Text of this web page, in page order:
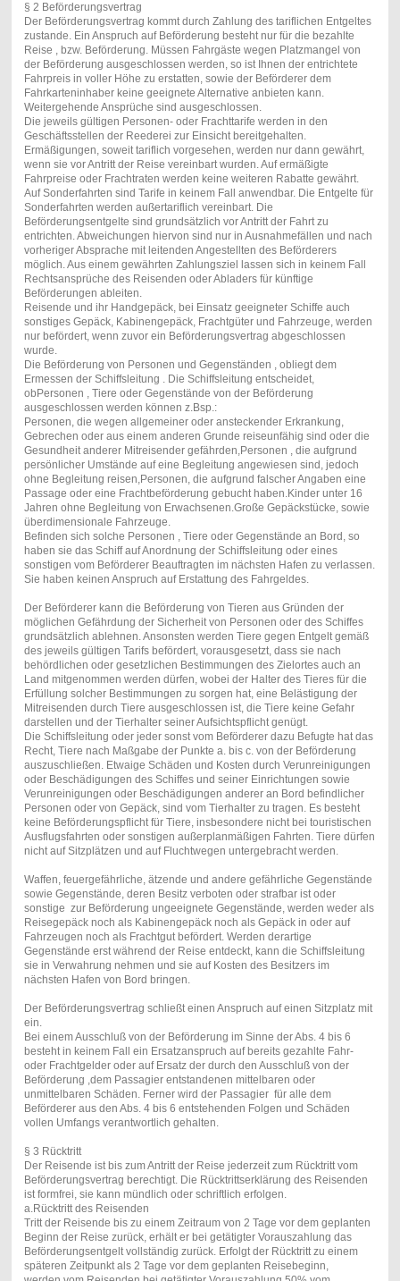
§ 2 Beförderungsvertrag
Der Beförderungsvertrag kommt durch Zahlung des tariflichen Entgeltes
zustande. Ein Anspruch auf Beförderung besteht nur für die bezahlte
Reise , bzw. Beförderung. Müssen Fahrgäste wegen Platzmangel von
der Beförderung ausgeschlossen werden, so ist Ihnen der entrichtete
Fahrpreis in voller Höhe zu erstatten, sowie der Beförderer dem
Fahrkarteninhaber keine geeignete Alternative anbieten kann.
Weitergehende Ansprüche sind ausgeschlossen.
Die jeweils gültigen Personen- oder Frachttarife werden in den
Geschäftsstellen der Reederei zur Einsicht bereitgehalten.
Ermäßigungen, soweit tariflich vorgesehen, werden nur dann gewährt,
wenn sie vor Antritt der Reise vereinbart wurden. Auf ermäßigte
Fahrpreise oder Frachtraten werden keine weiteren Rabatte gewährt.
Auf Sonderfahrten sind Tarife in keinem Fall anwendbar. Die Entgelte für
Sonderfahrten werden außertariflich vereinbart. Die
Beförderungsentgelte sind grundsätzlich vor Antritt der Fahrt zu
entrichten. Abweichungen hiervon sind nur in Ausnahmefällen und nach
vorheriger Absprache mit leitenden Angestellten des Beförderers
möglich. Aus einem gewährten Zahlungsziel lassen sich in keinem Fall
Rechtsansprüche des Reisenden oder Abladers für künftige
Beförderungen ableiten.
Reisende und ihr Handgepäck, bei Einsatz geeigneter Schiffe auch
sonstiges Gepäck, Kabinengepäck, Frachtgüter und Fahrzeuge, werden
nur befördert, wenn zuvor ein Beförderungsvertrag abgeschlossen
wurde.
Die Beförderung von Personen und Gegenständen , obliegt dem
Ermessen der Schiffsleitung . Die Schiffsleitung entscheidet,
obPersonen , Tiere oder Gegenstände von der Beförderung
ausgeschlossen werden können z.Bsp.:
Personen, die wegen allgemeiner oder ansteckender Erkrankung,
Gebrechen oder aus einem anderen Grunde reiseunfähig sind oder die
Gesundheit anderer Mitreisender gefährden,Personen , die aufgrund
persönlicher Umstände auf eine Begleitung angewiesen sind, jedoch
ohne Begleitung reisen,Personen, die aufgrund falscher Angaben eine
Passage oder eine Frachtbeförderung gebucht haben.Kinder unter 16
Jahren ohne Begleitung von Erwachsenen.Große Gepäckstücke, sowie
überdimensionale Fahrzeuge.
Befinden sich solche Personen , Tiere oder Gegenstände an Bord, so
haben sie das Schiff auf Anordnung der Schiffsleitung oder eines
sonstigen vom Beförderer Beauftragten im nächsten Hafen zu verlassen.
Sie haben keinen Anspruch auf Erstattung des Fahrgeldes.
Der Beförderer kann die Beförderung von Tieren aus Gründen der
möglichen Gefährdung der Sicherheit von Personen oder des Schiffes
grundsätzlich ablehnen. Ansonsten werden Tiere gegen Entgelt gemäß
des jeweils gültigen Tarifs befördert, vorausgesetzt, dass sie nach
behördlichen oder gesetzlichen Bestimmungen des Zielortes auch an
Land mitgenommen werden dürfen, wobei der Halter des Tieres für die
Erfüllung solcher Bestimmungen zu sorgen hat, eine Belästigung der
Mitreisenden durch Tiere ausgeschlossen ist, die Tiere keine Gefahr
darstellen und der Tierhalter seiner Aufsichtspflicht genügt.
Die Schiffsleitung oder jeder sonst vom Beförderer dazu Befugte hat das
Recht, Tiere nach Maßgabe der Punkte a. bis c. von der Beförderung
auszuschließen. Etwaige Schäden und Kosten durch Verunreinigungen
oder Beschädigungen des Schiffes und seiner Einrichtungen sowie
Verunreinigungen oder Beschädigungen anderer an Bord befindlicher
Personen oder von Gepäck, sind vom Tierhalter zu tragen. Es besteht
keine Beförderungspflicht für Tiere, insbesondere nicht bei touristischen
Ausflugsfahrten oder sonstigen außerplanmäßigen Fahrten. Tiere dürfen
nicht auf Sitzplätzen und auf Fluchtwegen untergebracht werden.
Waffen, feuergefährliche, ätzende und andere gefährliche Gegenstände
sowie Gegenstände, deren Besitz verboten oder strafbar ist oder
sonstige zur Beförderung ungeeignete Gegenstände, werden weder als
Reisegepäck noch als Kabinengepäck noch als Gepäck in oder auf
Fahrzeugen noch als Frachtgut befördert. Werden derartige
Gegenstände erst während der Reise entdeckt, kann die Schiffsleitung
sie in Verwahrung nehmen und sie auf Kosten des Besitzers im
nächsten Hafen von Bord bringen.
Der Beförderungsvertrag schließt einen Anspruch auf einen Sitzplatz mit
ein.
Bei einem Ausschluß von der Beförderung im Sinne der Abs. 4 bis 6
besteht in keinem Fall ein Ersatzanspruch auf bereits gezahlte Fahr-
oder Frachtgelder oder auf Ersatz der durch den Ausschluß von der
Beförderung ,dem Passagier entstandenen mittelbaren oder
unmittelbaren Schäden. Ferner wird der Passagier für alle dem
Beförderer aus den Abs. 4 bis 6 entstehenden Folgen und Schäden
vollen Umfangs verantwortlich gehalten.
§ 3 Rücktritt
Der Reisende ist bis zum Antritt der Reise jederzeit zum Rücktritt vom
Beförderungsvertrag berechtigt. Die Rücktrittserklärung des Reisenden
ist formfrei, sie kann mündlich oder schriftlich erfolgen.
a.Rücktritt des Reisenden
Tritt der Reisende bis zu einem Zeitraum von 2 Tage vor dem geplanten
Beginn der Reise zurück, erhält er bei getätigter Vorauszahlung das
Beförderungsentgelt vollständig zurück. Erfolgt der Rücktritt zu einem
späteren Zeitpunkt als 2 Tage vor dem geplanten Reisebeginn,